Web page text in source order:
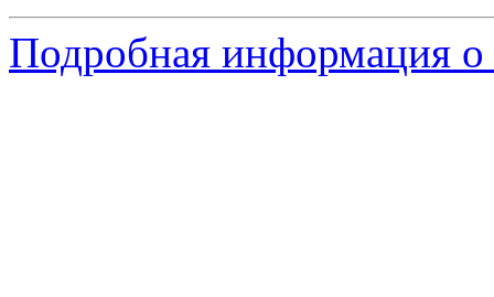
Подробная информация